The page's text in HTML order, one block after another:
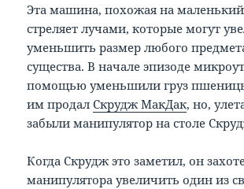
Эта машина, похожая на
стреляет лучами, которые могут
уменьшить размер любого
существа. В начале эпизоде
помощью уменьшили груз
им продалСкрудж МакДак, но,
забыли манипулятор на столе
Когда Скрудж это заметил, он
манипулятора увеличить один из